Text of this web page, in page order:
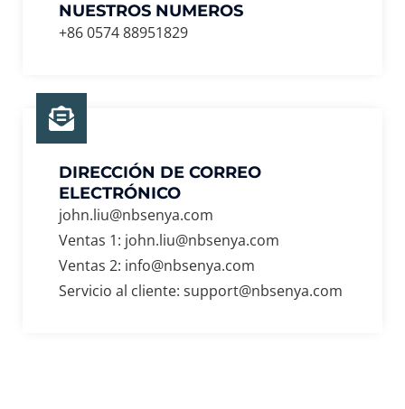
NUESTROS NUMEROS
+86 0574 88951829
DIRECCIÓN DE CORREO
ELECTRÓNICO
john.liu@nbsenya.com
Ventas 1: john.liu@nbsenya.com
Ventas 2: info@nbsenya.com
Servicio al cliente: support@nbsenya.com